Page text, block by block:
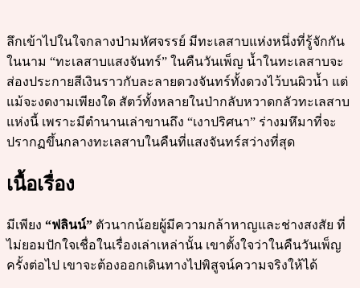
ลึกเข้าไปในใจกลางป่ามหัศจรรย์ มีทะเลสาบแห่งหนึ่งที่รู้จักกัน
ในนาม “ทะเลสาบแสงจันทร์” ในคืนวันเพ็ญ น้ำในทะเลสาบจะ
ส่องประกายสีเงินราวกับละลายดวงจันทร์ทั้งดวงไว้บนผิวน้ำ แต่
แม้จะงดงามเพียงใด สัตว์ทั้งหลายในป่ากลับหวาดกลัวทะเลสาบ
แห่งนี้ เพราะมีตำนานเล่าขานถึง “เงาปริศนา” ร่างมหึมาที่จะ
ปรากฏขึ้นกลางทะเลสาบในคืนที่แสงจันทร์สว่างที่สุด
เนื้อเรื่อง
มีเพียง “ฟลินน์” ตัวนากน้อยผู้มีความกล้าหาญและช่างสงสัย ที่
ไม่ยอมปักใจเชื่อในเรื่องเล่าเหล่านั้น เขาตั้งใจว่าในคืนวันเพ็ญ
ครั้งต่อไป เขาจะต้องออกเดินทางไปพิสูจน์ความจริงให้ได้